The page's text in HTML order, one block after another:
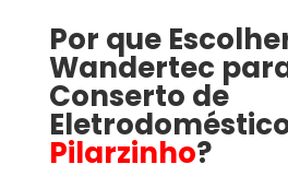
Por que
Wandertec
Conserto de
Pilarzinho?